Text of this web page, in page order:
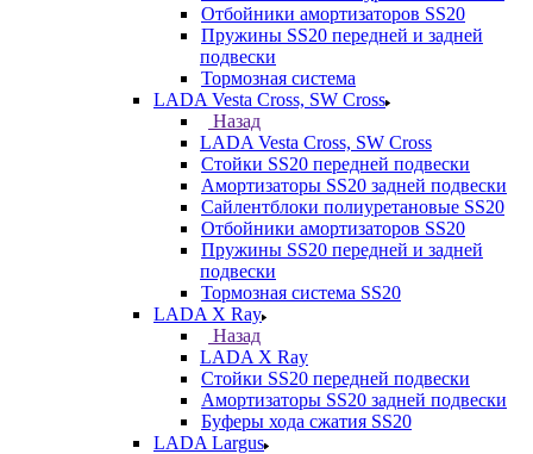
Отбойники амортизаторов SS20
Пружины SS20 передней и задней
подвески
Тормозная система
LADA Vesta Cross, SW Cross
Назад
LADA Vesta Cross, SW Cross
Стойки SS20 передней подвески
Амортизаторы SS20 задней подвески
Сайлентблоки полиуретановые SS20
Отбойники амортизаторов SS20
Пружины SS20 передней и задней
подвески
Тормозная система SS20
LADA X Ray
Назад
LADA X Ray
Стойки SS20 передней подвески
Амортизаторы SS20 задней подвески
Буферы хода сжатия SS20
LADA Largus